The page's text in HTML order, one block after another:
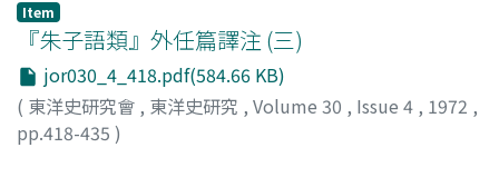
Item
『朱子語類』外任篇譯注 (三)
jor030_4_418.pdf(584.66 KB)
( 東洋史研究會 , 東洋史研究 , Volume 30 , Issue 4 , 1972 ,
pp.418-435 )